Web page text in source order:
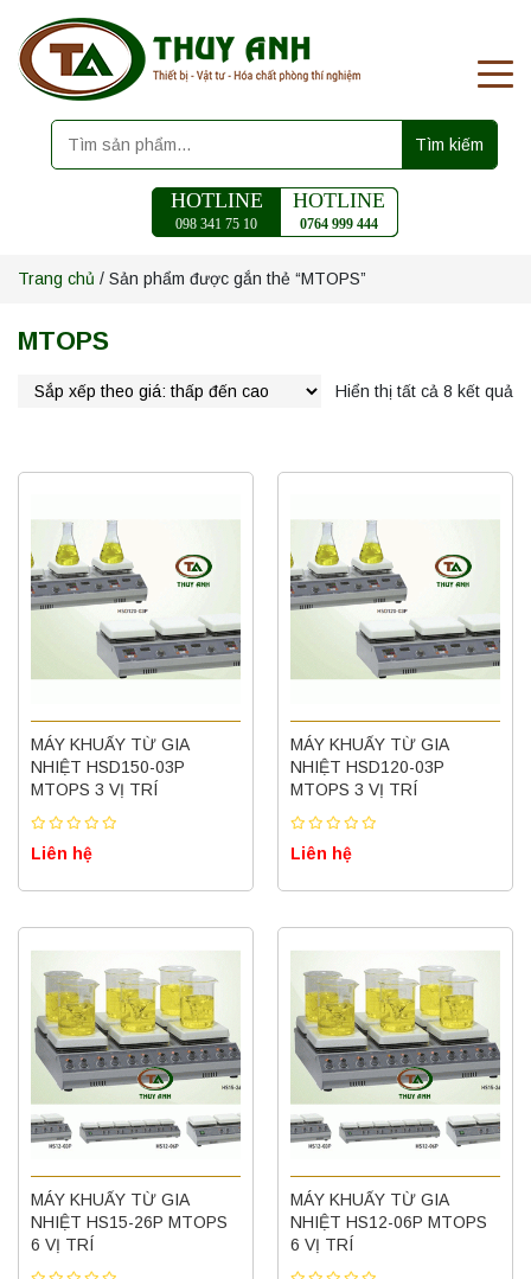
Tìm kiếm
HOTLINE
098 341 75 10
HOTLINE
0764 999 444
Trang chủ / Sản phẩm được gắn thẻ “MTOPS”
MTOPS
Hiển thị tất cả 8 kết quả
MÁY KHUẤY TỪ GIA
NHIỆT HSD150-03P
MTOPS 3 VỊ TRÍ
Liên hệ
MÁY KHUẤY TỪ GIA
NHIỆT HSD120-03P
MTOPS 3 VỊ TRÍ
Liên hệ
MÁY KHUẤY TỪ GIA
NHIỆT HS15-26P MTOPS
6 VỊ TRÍ
MÁY KHUẤY TỪ GIA
NHIỆT HS12-06P MTOPS
6 VỊ TRÍ